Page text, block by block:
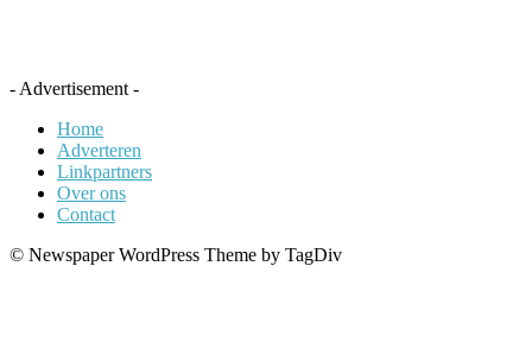
- Advertisement -
Home
Adverteren
Linkpartners
Over ons
Contact
© Newspaper WordPress Theme by TagDiv